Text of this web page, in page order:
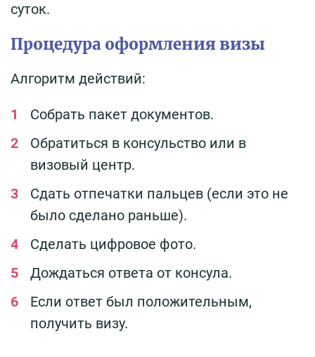
суток.
Процедура оформления визы
Алгоритм действий:
Собрать пакет документов.
Обратиться в консульство или в
визовый центр.
Сдать отпечатки пальцев (если это не
было сделано раньше).
Сделать цифровое фото.
Дождаться ответа от консула.
Если ответ был положительным,
получить визу.